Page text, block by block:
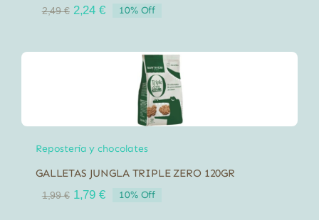
2,49€ El
era:
2,24 €El
es:
10% Off
Repostería y chocolates
GALLETAS JUNGLA TRIPLE ZERO 120GR
1,99€ El
1,79 €El
10% Off